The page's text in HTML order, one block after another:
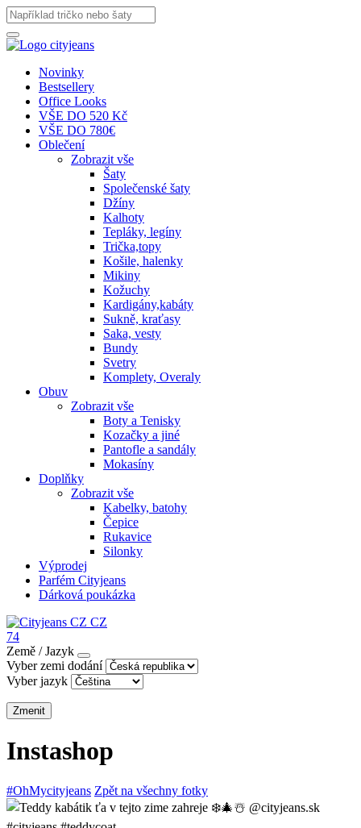
Novinky
Bestsellery
Office Looks
VŠE DO 520 Kč
VŠE DO 780€
Oblečení
Zobrazit vše
Šaty
Společenské šaty
Džíny
Kalhoty
Tepláky, legíny
Trička,topy
Košile, halenky
Mikiny
Kožuchy
Kardigány,kabáty
Sukně, kraťasy
Saka, vesty
Bundy
Svetry
Komplety, Overaly
Obuv
Zobrazit vše
Boty a Tenisky
Kozačky a jiné
Pantofle a sandály
Mokasíny
Doplňky
Zobrazit vše
Kabelky, batohy
Čepice
Rukavice
Silonky
Výprodej
Parfém Cityjeans
Dárková poukázka
CZ
74
Země / Jazyk
Vyber zemi dodání
Vyber jazyk
Zmenit
Instashop
#OhMycityjeans Zpět na všechny fotky